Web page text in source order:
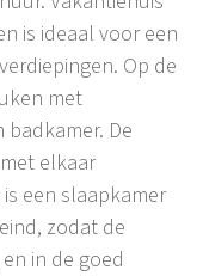
is ideaal voor een
Op de
met
De
elkaar
een slaapkamer
zodat de
in de goed